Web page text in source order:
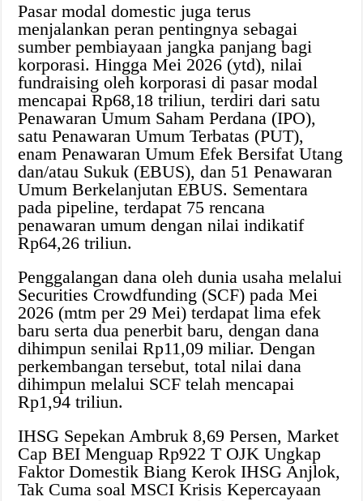
Pasar modal domestic juga terus
menjalankan peran pentingnya sebagai
sumber pembiayaan jangka panjang bagi
korporasi. Hingga Mei 2026 (ytd), nilai
fundraising oleh korporasi di pasar modal
mencapai Rp68,18 triliun, terdiri dari satu
Penawaran Umum Saham Perdana (IPO),
satu Penawaran Umum Terbatas (PUT),
enam Penawaran Umum Efek Bersifat Utang
dan/atau Sukuk (EBUS), dan 51 Penawaran
Umum Berkelanjutan EBUS. Sementara
pada pipeline, terdapat 75 rencana
penawaran umum dengan nilai indikatif
Rp64,26 triliun.
Penggalangan dana oleh dunia usaha melalui
Securities Crowdfunding (SCF) pada Mei
2026 (mtm per 29 Mei) terdapat lima efek
baru serta dua penerbit baru, dengan dana
dihimpun senilai Rp11,09 miliar. Dengan
perkembangan tersebut, total nilai dana
dihimpun melalui SCF telah mencapai
Rp1,94 triliun.
IHSG Sepekan Ambruk 8,69 Persen, Market
Cap BEI Menguap Rp922 T OJK Ungkap
Faktor Domestik Biang Kerok IHSG Anjlok,
Tak Cuma soal MSCI Krisis Kepercayaan